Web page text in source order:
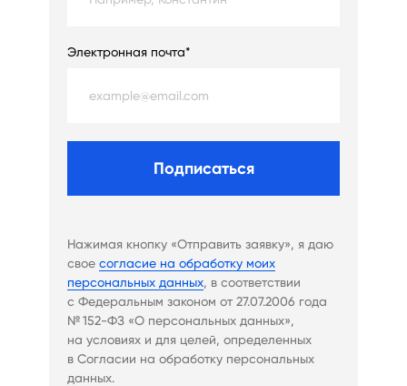
Электронная почта*
Подписаться
Нажимая кнопку «Отправить заявку», я даю
свое согласие на обработку моих
персональных данных, в соответствии
с Федеральным законом от 27.07.2006 года
№ 152-ФЗ «О персональных данных»,
на условиях и для целей, определенных
в Согласии на обработку персональных
данных.